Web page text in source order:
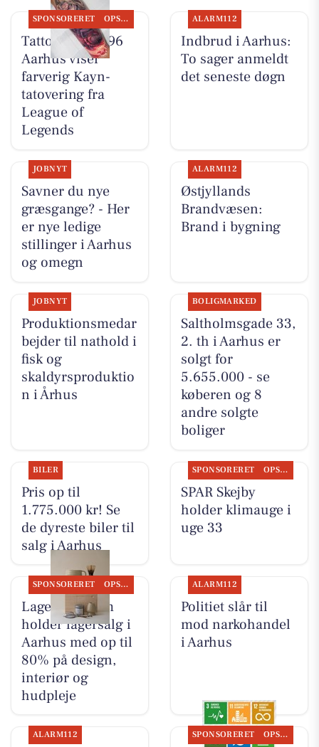
SPONSORERET OPSLAGSTAVLEN
Tattoo Studio 96
Aarhus viser
farverig Kayn-
tatovering fra
League of
Legends
ALARM112
Indbrud i Aarhus:
To sager anmeldt
det seneste døgn
JOBNYT
Savner du nye
græsgange? - Her
er nye ledige
stillinger i Aarhus
og omegn
ALARM112
Østjyllands
Brandvæsen:
Brand i bygning
JOBNYT
Produktionsmedar
bejder til nathold i
fisk og
skaldyrsproduktio
n i Århus
BOLIGMARKED
Saltholmsgade 33,
2. th i Aarhus er
solgt for
5.655.000 - se
køberen og 8
andre solgte
boliger
BILER
Pris op til
1.775.000 kr! Se
de dyreste biler til
salg i Aarhus
SPONSORERET OPSLAGSTAVLEN
SPAR Skejby
holder klimauge i
uge 33
SPONSORERET OPSLAGSTAVLEN
Lagersalg.com
holder lagersalg i
Aarhus med op til
80% på design,
interiør og
hudpleje
ALARM112
Politiet slår til
mod narkohandel
i Aarhus
ALARM112 SPONSORERET OPSLAGSTAVLEN